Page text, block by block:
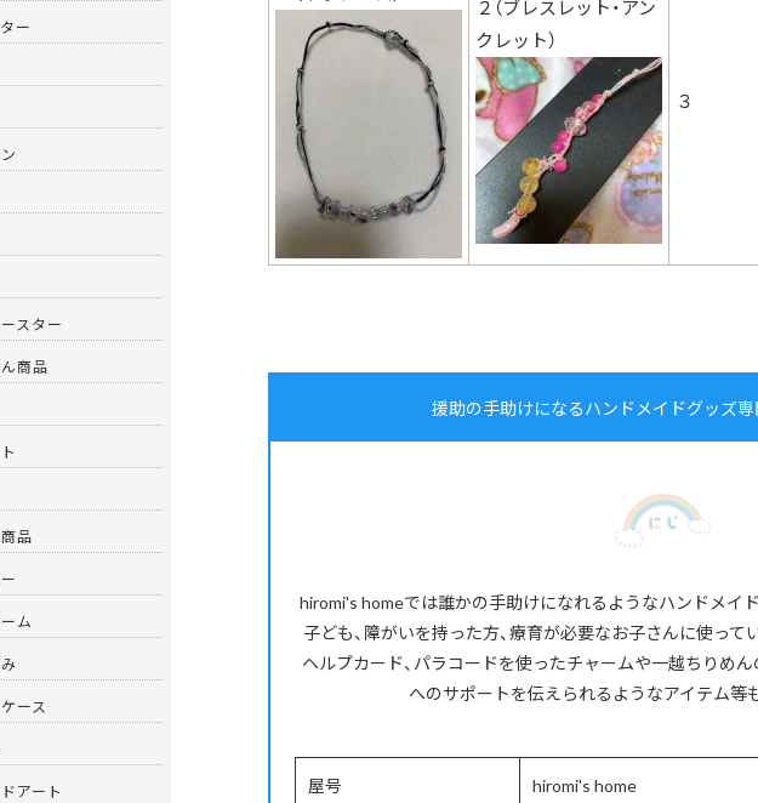
２（ブレスレット・アン
クレット）
３
援助の手助けになるハンドメイドグッズ
hiromi's homeでは誰かの手助けになれるようなハンドメイ
子ども、障がいを持った方、療育が必要なお子さんに使っ
ヘルプカード、パラコードを使ったチャームや一越ちりめ
へのサポートを伝えられるようなアイテム等
屋号 hiromi's home
ー
スター
商品
品
ム
ース
アート